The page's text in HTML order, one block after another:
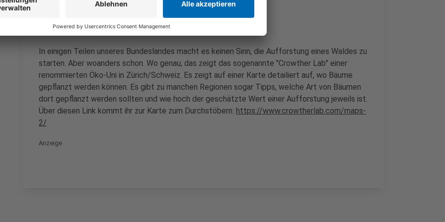
Hier lohnt sich die Aufforstung
In einigen Teilen unseres Bundeslandes macht es keinen Sinn, die Aufforstung eines Waldes zu
starten. Aber woanders schon. Wo genau, das zeigt das sogenannte "Crowther Lab" einer
renommierten Öko-Uni in Zürich/Schweiz. Es zeigt auf einer Karte detailiert auf, wo Bäume
gepflanzt werden können. Es gibt zu manchen Regionen sogar Tipps, welche Art von Bäumen
dort gepflanzt werden sollten und wie hoch der geschätzte Wert einer Aufforstung jeweils ist.
Über diesen Link kommt ihr zur Karte zum Durchstöbern: https://www.crowtherlab.com/maps-
2/
Anzeige